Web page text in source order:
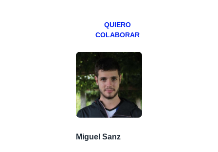
QUIERO
COLABORAR
Miguel Sanz